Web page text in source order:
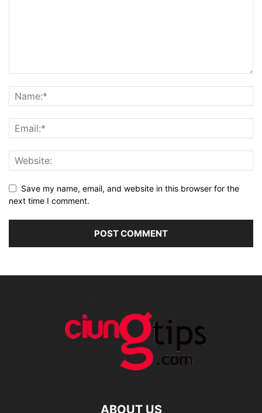
Save my name, email, and website in this browser for the
next time I comment.
ABOUT US